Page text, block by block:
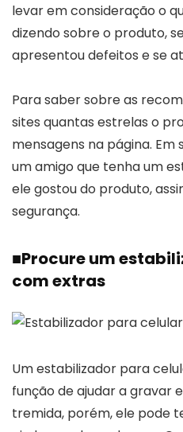
levar em consideração o
dizendo sobre o produto,
apresentou defeitos e se
Para saber sobre as
sites quantas estrelas o
mensagens na página. Em
um amigo que tenha um
ele gostou do produto,
segurança.
■Procure um
com extras
Um estabilizador para
função de ajudar a gravar
tremida, porém, ele pode